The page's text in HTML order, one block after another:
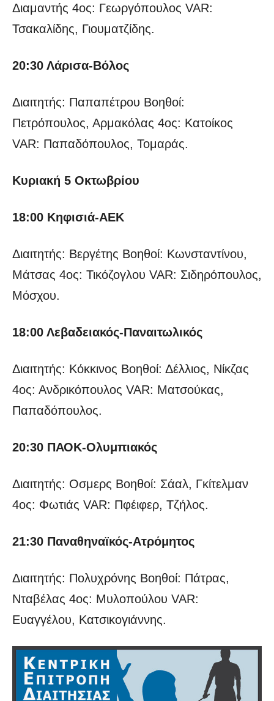
Διαμαντής 4ος: Γεωργόπουλος VAR:
Τσακαλίδης, Γιουματζίδης.
20:30 Λάρισα-Βόλος
Διαιτητής: Παπαπέτρου Βοηθοί:
Πετρόπουλος, Αρμακόλας 4ος: Κατοίκος
VAR: Παπαδόπουλος, Τομαράς.
Κυριακή 5 Οκτωβρίου
18:00 Κηφισιά-ΑΕΚ
Διαιτητής: Βεργέτης Βοηθοί: Κωνσταντίνου,
Μάτσας 4ος: Τικόζογλου VAR: Σιδηρόπουλος,
Μόσχου.
18:00 Λεβαδειακός-Παναιτωλικός
Διαιτητής: Κόκκινος Βοηθοί: Δέλλιος, Νίκζας
4ος: Ανδρικόπουλος VAR: Ματσούκας,
Παπαδόπουλος.
20:30 ΠΑΟΚ-Ολυμπιακός
Διαιτητής: Οσμερς Βοηθοί: Σάαλ, Γκίτελμαν
4ος: Φωτιάς VAR: Πφέιφερ, Τζήλος.
21:30 Παναθηναϊκός-Ατρόμητος
Διαιτητής: Πολυχρόνης Βοηθοί: Πάτρας,
Νταβέλας 4ος: Μυλοπούλου VAR:
Ευαγγέλου, Κατσικογιάννης.